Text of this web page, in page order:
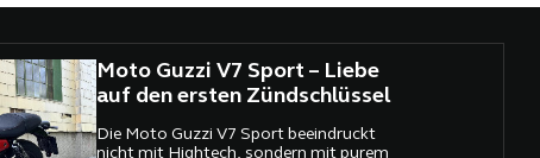
Moto Guzzi V7 Sport – Liebe
auf den ersten Zündschlüssel
Die Moto Guzzi V7 Sport beeindruckt
nicht mit Hightech, sondern mit purem